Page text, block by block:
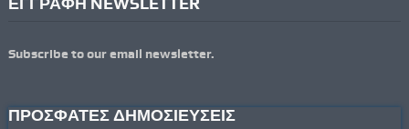
Subscribe to our email newsletter.
ΠΡΟΣΦΑΤΕΣ ΔΗΜΟΣΙΕΥΣΕΙΣ